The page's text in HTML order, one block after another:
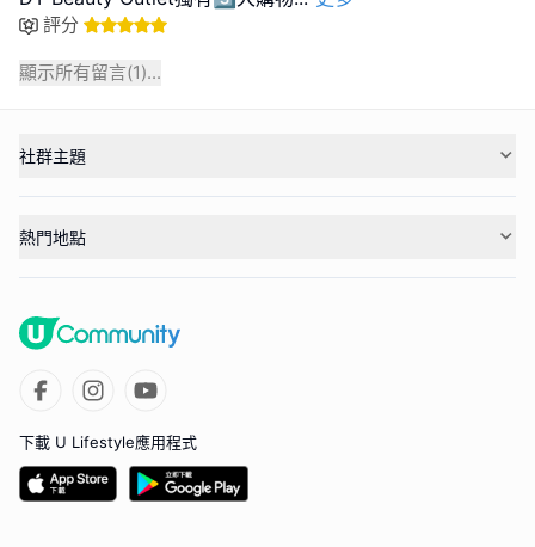
評分
顯示所有留言(1)...
社群主題
熱門地點
下載 U Lifestyle應用程式